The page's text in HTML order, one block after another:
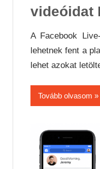
videóidat
A Facebook
lehetnek fent a
lehet azokat
Tovább olvasom